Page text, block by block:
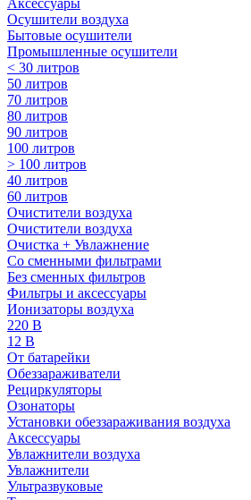
Аксессуары
Осушители воздуха
Бытовые осушители
Промышленные осушители
< 30 литров
50 литров
70 литров
80 литров
90 литров
100 литров
> 100 литров
40 литров
60 литров
Очистители воздуха
Очистители воздуха
Очистка + Увлажнение
Cо сменными фильтрами
Без сменных фильтров
Фильтры и аксессуары
Ионизаторы воздуха
220 В
12 В
От батарейки
Обеззараживатели
Рециркуляторы
Озонаторы
Установки обеззараживания воздуха
Аксессуары
Увлажнители воздуха
Увлажнители
Ультразвуковые